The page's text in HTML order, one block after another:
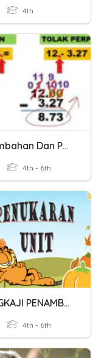
4th
Penambahan Dan Penolakan Perpuluhan
4th - 6th
ULANGKAJI PENAMBAHAN & PENOLAKAN PENUKARAN UNIT
4th - 6th